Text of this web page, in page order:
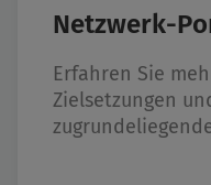
Netzwerk-
Erfahren Sie
Zielsetzungen